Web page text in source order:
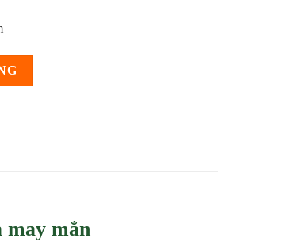
Ô Long, Hạt & Mật số lượng
may mắn